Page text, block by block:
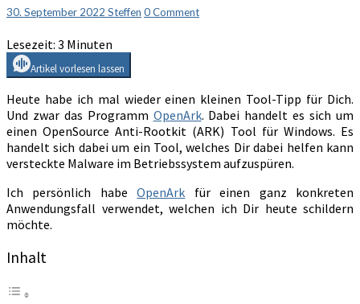
30. September 2022 Steffen Comments
0 Comment
Lesezeit: 3 Minuten
Artikel vorlesen lassen
Heute habe ich mal wieder einen kleinen Tool-Tipp für Dich.
Und zwar das Programm OpenArk. Dabei handelt es sich um
einen OpenSource Anti-Rootkit (ARK) Tool für Windows. Es
handelt sich dabei um ein Tool, welches Dir dabei helfen kann
versteckte Malware im Betriebssystem aufzuspüren.
Ich persönlich habeOpenArk für einen ganz konkreten
Anwendungsfall verwendet, welchen ich Dir heute schildern
möchte.
Inhalt